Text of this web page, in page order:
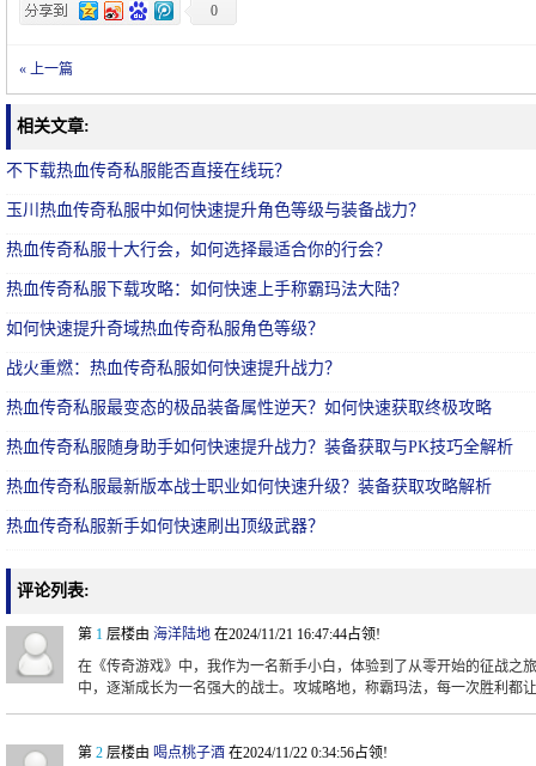
0
« 上一篇
相关文章:
不下载热血传奇私服能否直接在线玩？
玉川热血传奇私服中如何快速提升角色等级与装备战力？
热血传奇私服十大行会，如何选择最适合你的行会？
热血传奇私服下载攻略：如何快速上手称霸玛法大陆？
如何快速提升奇域热血传奇私服角色等级？
战火重燃：热血传奇私服如何快速提升战力？
热血传奇私服最变态的极品装备属性逆天？如何快速获取终极攻略
热血传奇私服随身助手如何快速提升战力？装备获取与PK技巧全解析
热血传奇私服最新版本战士职业如何快速升级？装备获取攻略解析
热血传奇私服新手如何快速刷出顶级武器？
评论列表:
第 1 层楼由 海洋陆地 在2024/11/21 16:47:44占领!
在《传奇游戏》中，我作为一名新手小白，体验到了从零开始的征战之
中，逐渐成长为一名强大的战士。攻城略地，称霸玛法，每一次胜利都
第 2 层楼由 喝点桃子酒 在2024/11/22 0:34:56占领!